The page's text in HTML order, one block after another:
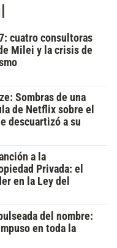
cuatro consultoras
Milei y la crisis de
Sombras de una
de Netflix sobre el
descuartizó a su
a la
Privada: el
en la Ley del
del nombre:
en toda la